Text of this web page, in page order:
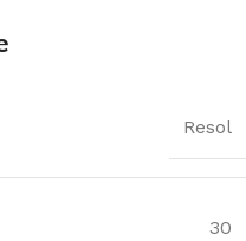
Resol
30